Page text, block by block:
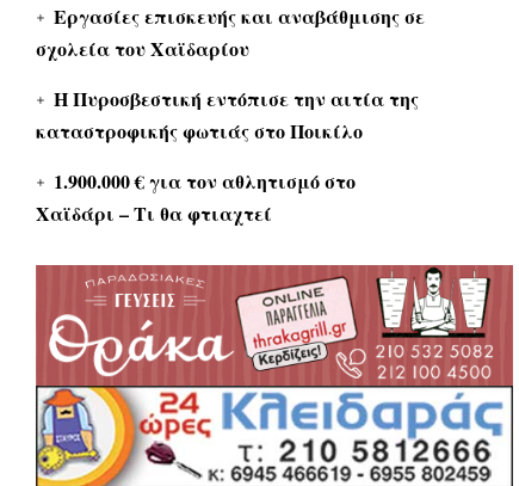
Εργασίες επισκευής και αναβάθμισης σε
σχολεία του Χαϊδαρίου
Η Πυροσβεστική εντόπισε την αιτία της
καταστροφικής φωτιάς στο Ποικίλο
1.900.000 € για τον αθλητισμό στο
Χαϊδάρι – Τι θα φτιαχτεί